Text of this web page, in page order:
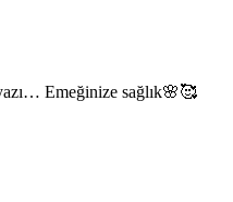
Emeğinize sağlık🌸🥰